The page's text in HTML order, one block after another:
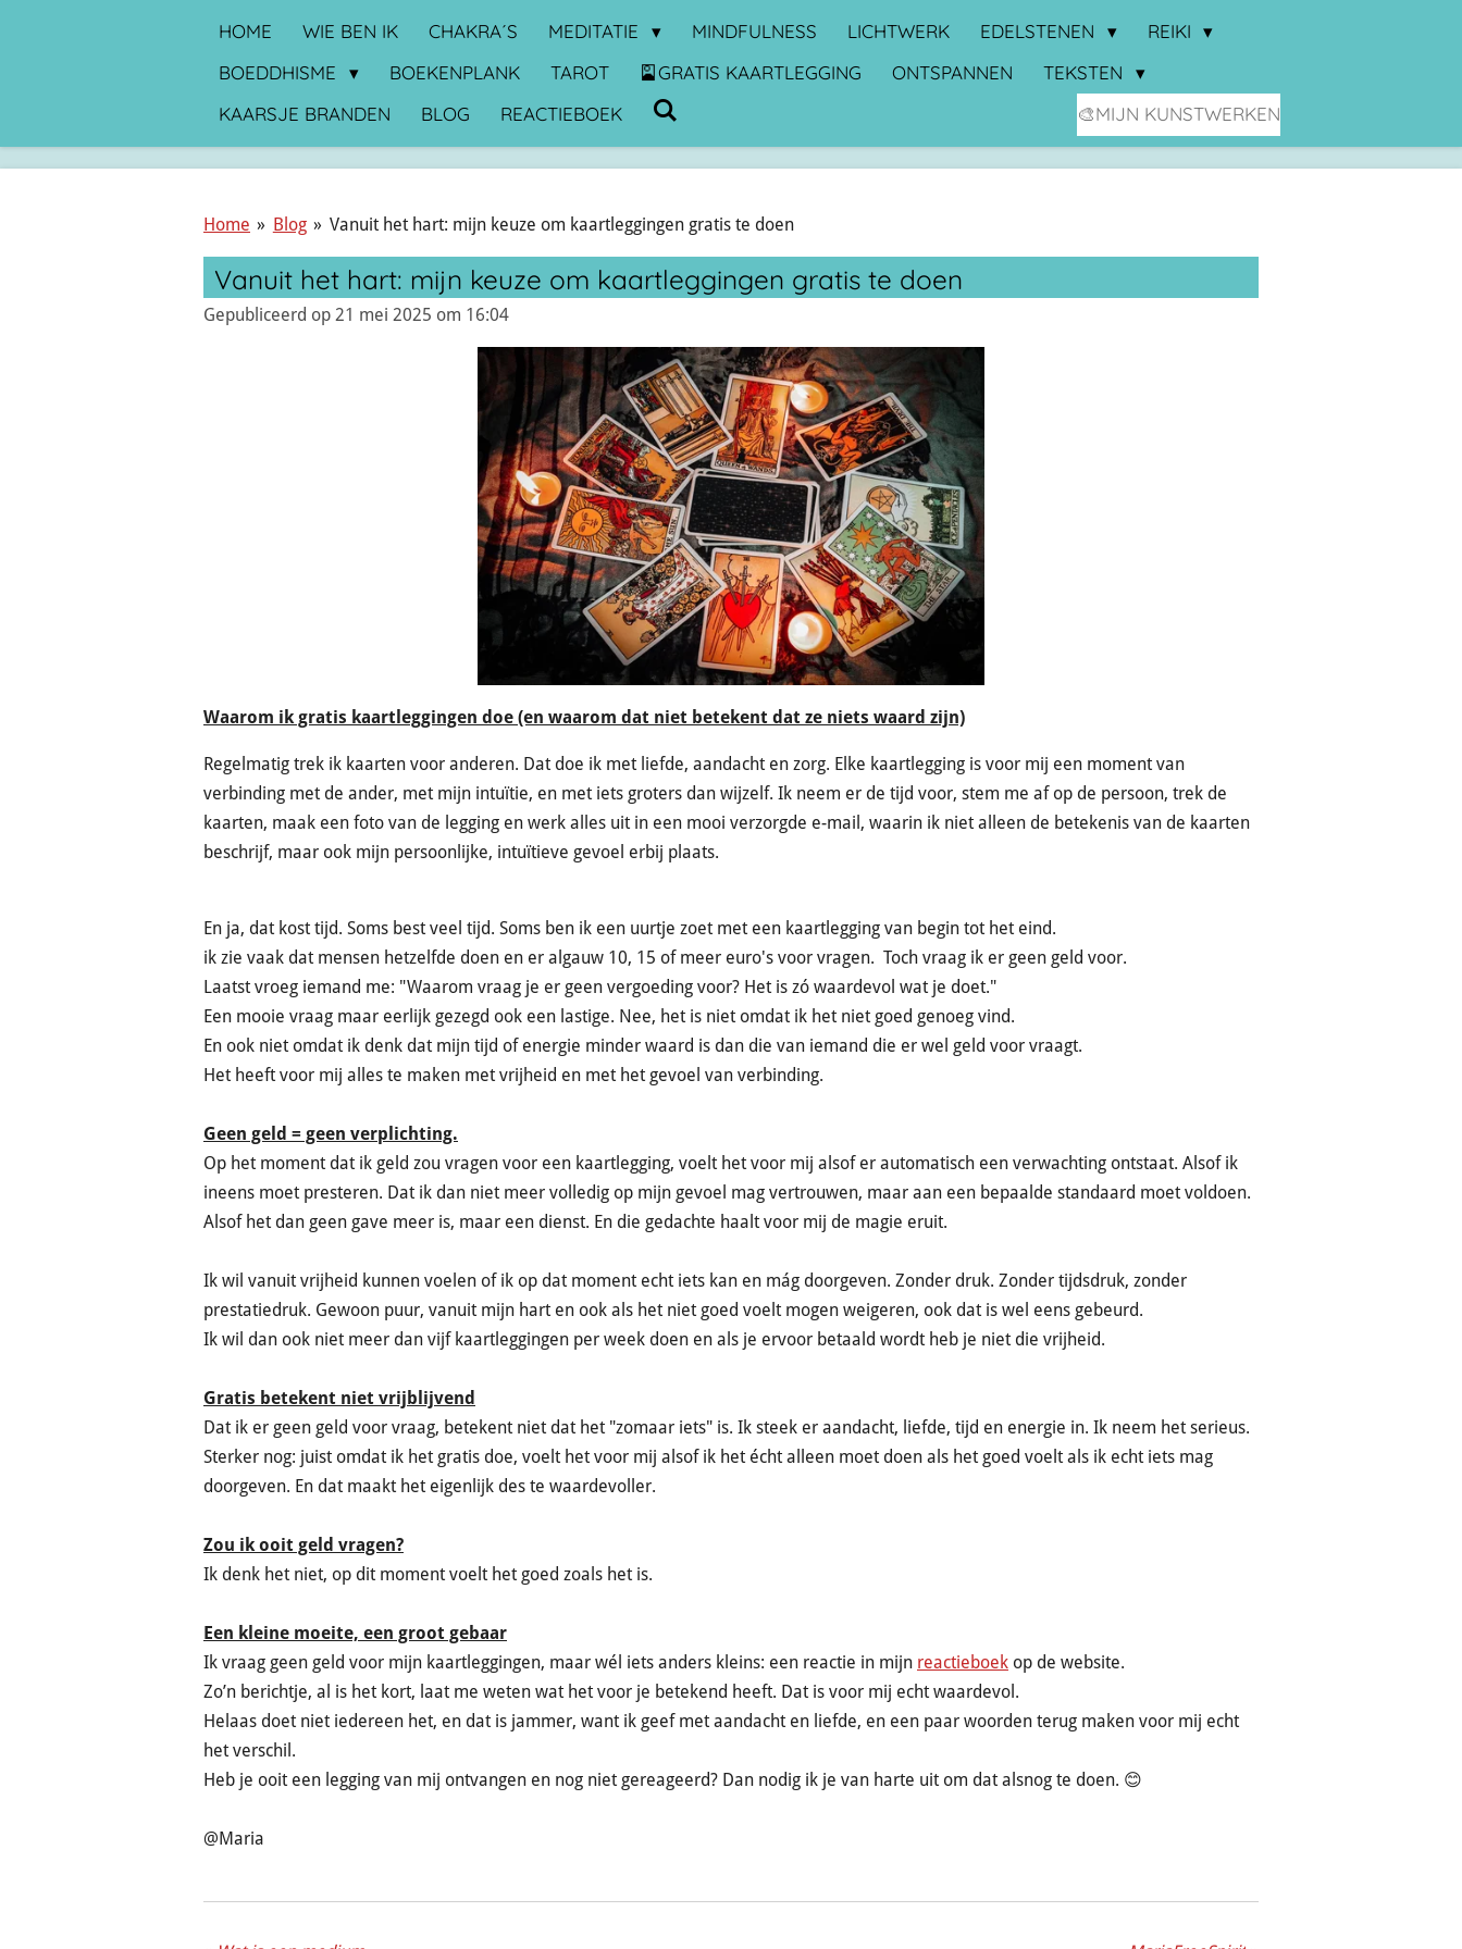
HOME WIE BEN IK CHAKRA´S MEDITATIE MINDFULNESS LICHTWERK EDELSTENEN
REIKI
BOEDDHISME
BOEKENPLANK TAROT 🎴GRATIS KAARTLEGGING ONTSPANNEN
TEKSTEN
KAARSJE BRANDEN
BLOG REACTIEBOEK 🎨MIJN KUNSTWERKEN
Home » Blog » Vanuit het hart: mijn keuze om kaartleggingen gratis te doen
Vanuit het hart: mijn keuze om kaartleggingen gratis te doen
Gepubliceerd op 21 mei 2025 om 16:04
Waarom ik gratis kaartleggingen doe (en waarom dat niet betekent dat ze niets waard zijn)
Regelmatig trek ik kaarten voor anderen. Dat doe ik met liefde, aandacht en zorg. Elke kaartlegging is voor mij een moment van
verbinding met de ander, met mijn intuïtie, en met iets groters dan wijzelf. Ik neem er de tijd voor, stem me af op de persoon, trek de
kaarten, maak een foto van de legging en werk alles uit in een mooi verzorgde e-mail, waarin ik niet alleen de betekenis van de kaarten
beschrijf, maar ook mijn persoonlijke, intuïtieve gevoel erbij plaats.
En ja, dat kost tijd. Soms best veel tijd. Soms ben ik een uurtje zoet met een kaartlegging van begin tot het eind.
ik zie vaak dat mensen hetzelfde doen en er algauw 10, 15 of meer euro's voor vragen. Toch vraag ik er geen geld voor.
Laatst vroeg iemand me: "Waarom vraag je er geen vergoeding voor? Het is zó waardevol wat je doet."
Een mooie vraag maar eerlijk gezegd ook een lastige. Nee, het is niet omdat ik het niet goed genoeg vind.
En ook niet omdat ik denk dat mijn tijd of energie minder waard is dan die van iemand die er wel geld voor vraagt.
Het heeft voor mij alles te maken met vrijheid en met het gevoel van verbinding.
Geen geld = geen verplichting.
Op het moment dat ik geld zou vragen voor een kaartlegging, voelt het voor mij alsof er automatisch een verwachting ontstaat. Alsof ik
ineens moet presteren. Dat ik dan niet meer volledig op mijn gevoel mag vertrouwen, maar aan een bepaalde standaard moet voldoen.
Alsof het dan geen gave meer is, maar een dienst. En die gedachte haalt voor mij de magie eruit.
Ik wil vanuit vrijheid kunnen voelen of ik op dat moment echt iets kan en mág doorgeven. Zonder druk. Zonder tijdsdruk, zonder
prestatiedruk. Gewoon puur, vanuit mijn hart en ook als het niet goed voelt mogen weigeren, ook dat is wel eens gebeurd.
Ik wil dan ook niet meer dan vijf kaartleggingen per week doen en als je ervoor betaald wordt heb je niet die vrijheid.
Gratis betekent niet vrijblijvend
Dat ik er geen geld voor vraag, betekent niet dat het "zomaar iets" is. Ik steek er aandacht, liefde, tijd en energie in. Ik neem het serieus.
Sterker nog: juist omdat ik het gratis doe, voelt het voor mij alsof ik het écht alleen moet doen als het goed voelt als ik echt iets mag
doorgeven. En dat maakt het eigenlijk des te waardevoller.
Zou ik ooit geld vragen?
Ik denk het niet, op dit moment voelt het goed zoals het is.
Een kleine moeite, een groot gebaar
Ik vraag geen geld voor mijn kaartleggingen, maar wél iets anders kleins: een reactie in mijn reactieboek op de website.
Zo’n berichtje, al is het kort, laat me weten wat het voor je betekend heeft. Dat is voor mij echt waardevol.
Helaas doet niet iedereen het, en dat is jammer, want ik geef met aandacht en liefde, en een paar woorden terug maken voor mij echt
het verschil.
Heb je ooit een legging van mij ontvangen en nog niet gereageerd? Dan nodig ik je van harte uit om dat alsnog te doen. 😊
@Maria